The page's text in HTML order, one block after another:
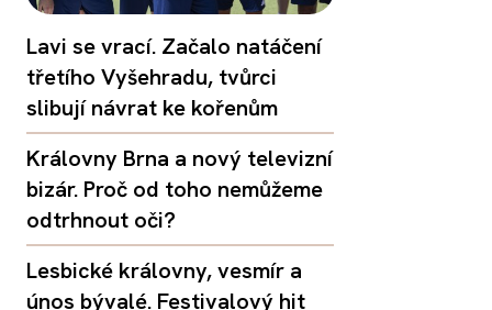
Lavi se vrací. Začalo natáčení
třetího Vyšehradu, tvůrci
slibují návrat ke kořenům
Královny Brna a nový televizní
bizár. Proč od toho nemůžeme
odtrhnout oči?
Lesbické královny, vesmír a
únos bývalé. Festivalový hit